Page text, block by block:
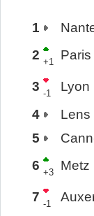
1
2 +1 Paris
3 -1 Lyon
4
Lens
5
6 +3 Metz
7 -1